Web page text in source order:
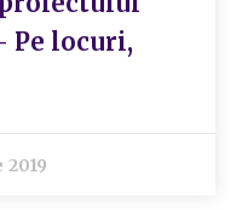
Pe locuri,